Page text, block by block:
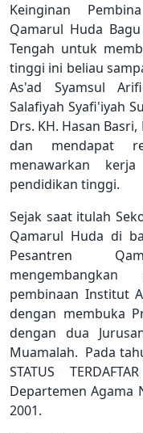
Keinginan
Qamarul Huda
Tengah untuk
tinggi ini beliau
As'ad Syamsul
Salafiyah Syafi'iyah
Drs. KH. Hasan
dan mendapat
menawarkan
pendidikan tinggi.
Sejak saat itulah
Qamarul Huda di
Pesantren
pembinaan Institut
dengan membuka
dengan dua
Muamalah. Pada
STATUS
Departemen Agama
2001.